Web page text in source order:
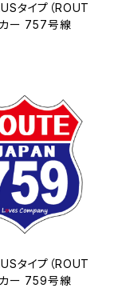
タイプ（ROUT
カー 757号線
タイプ（ROUT
カー 759号線